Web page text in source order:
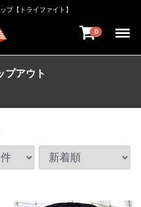
プ【トライファイト】
0 Menu
プアウト